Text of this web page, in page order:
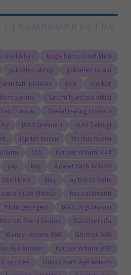
boğa burcu özellikleri
özellikleri
yükselen terazi
yükselen akrep
merkür
8.ev
tatil planları
Satürn burçlara etkisi
burç uyumu
ThetaHealing Uzmanı
Transiti
JAAS Tekniği
JAAS Semineri
Merkür burcu
Jüpiter burcu
444 Kariyer Anlamı
555
Adalet Kartı Anlamı
koç
yay
ay burcu balık
ateş
özellikleri
hava elementi
astrolojide Merkür
JAAS Uygulayıcısı
Plüto gezegeni
Bütünsel şifa
Kozmik Enerji Seansı
666 Görmek
666 Manevi Anlamı
999 Kariyer Anlamı
Aşk Anlamı
Dünya Kartı Aşk Anlamı
Seçmek